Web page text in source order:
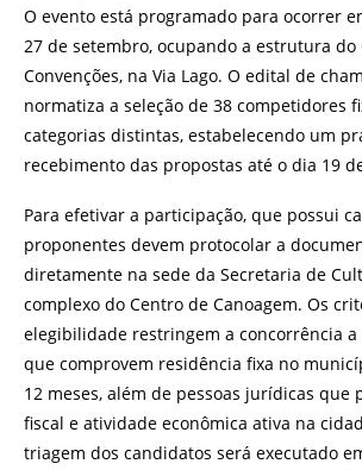
O evento está programado para ocorrer
27 de setembro, ocupando a estrutura do
Convenções, na Via Lago. O edital de
normatiza a seleção de 38 competidores
categorias distintas, estabelecendo um
recebimento das propostas até o dia 19
Para efetivar a participação, que possui
proponentes devem protocolar a
diretamente na sede da Secretaria de
complexo do Centro de Canoagem. Os
elegibilidade restringem a concorrência a
que comprovem residência fixa no
12 meses, além de pessoas jurídicas que
fiscal e atividade econômica ativa na
triagem dos candidatos será executado